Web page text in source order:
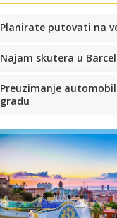
Planirate putovati na
Najam skutera u
Preuzimanje
gradu